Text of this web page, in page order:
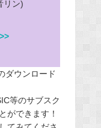
リン)
ダウンロード
等のサブスク
ができます！